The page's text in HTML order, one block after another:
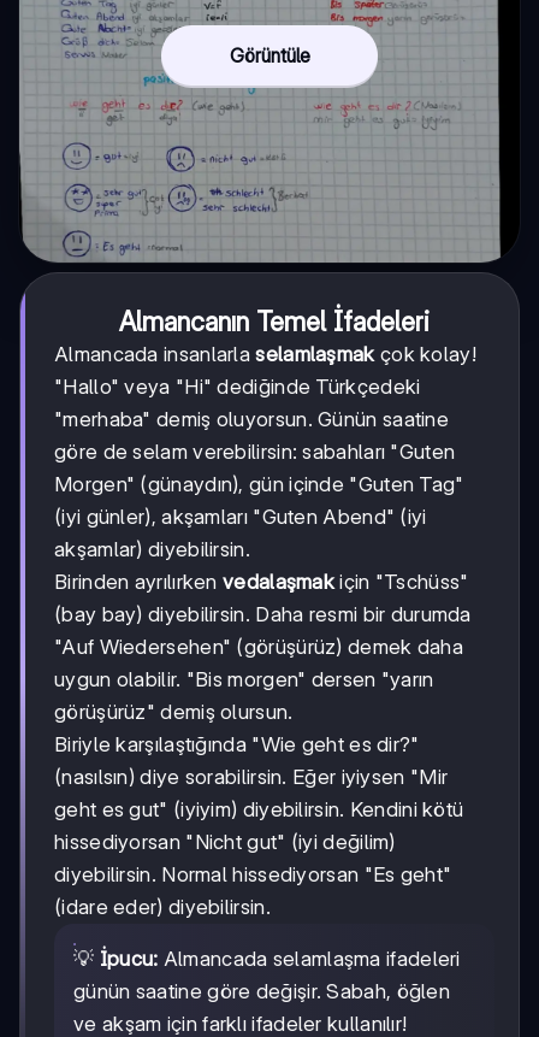
Görüntüle
Almancanın Temel İfadeleri
Almancada insanlarlaselamlaşmak çok kolay!
"Hallo" veya "Hi" dediğinde Türkçedeki
"merhaba" demiş oluyorsun. Günün saatine
göre de selam verebilirsin: sabahları "Guten
Morgen" (günaydın), gün içinde "Guten Tag"
(iyi günler), akşamları "Guten Abend" (iyi
akşamlar) diyebilirsin.
Birinden ayrılırken vedalaşmak için "Tschüss"
(bay bay) diyebilirsin. Daha resmi bir durumda
"Auf Wiedersehen" (görüşürüz) demek daha
uygun olabilir. "Bis morgen" dersen "yarın
görüşürüz" demiş olursun.
Biriyle karşılaştığında "Wie geht es dir?"
(nasılsın) diye sorabilirsin. Eğer iyiysen "Mir
geht es gut" (iyiyim) diyebilirsin. Kendini kötü
hissediyorsan "Nicht gut" (iyi değilim)
diyebilirsin. Normal hissediyorsan "Es geht"
(idare eder) diyebilirsin.
💡 İpucu: Almancada selamlaşma ifadeleri
günün saatine göre değişir. Sabah, öğlen
ve akşam için farklı ifadeler kullanılır!